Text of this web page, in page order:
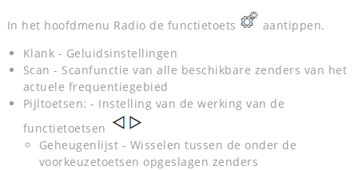
In het hoofdmenu Radio de functietoets
aantippen.
Klank - Geluidsinstellingen
Scan - Scanfunctie van alle beschikbare zenders van het
actuele frequentiegebied
Pijltoetsen: - Instelling van de werking van de
functietoetsen
Geheugenlijst - Wisselen tussen de onder de
voorkeuzetoetsen opgeslagen zenders